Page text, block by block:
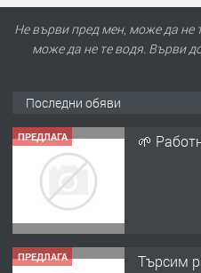
Не върви пред мен, може да не
може да не те водя. Върви
Последни обяви
ПРЕДЛАГА 🌱
ПРЕДЛАГА Търсим